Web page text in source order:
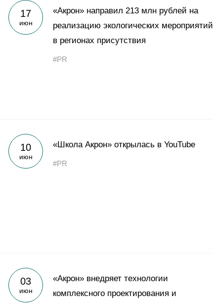
Пресс-центр
Карьера
17
июн
«Акрон» направил 213 млн рублей на
реализацию экологических мероприятий
в регионах присутствия
#PR
10
июн
«Школа Акрон» открылась в YouTube
#PR
03
июн
«Акрон» внедряет технологии
комплексного проектирования и